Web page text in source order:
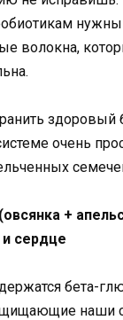
волокна,
здоровый
очень
+
сердце
бета-
наши